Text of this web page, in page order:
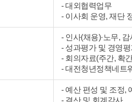
- 대외협력업무
- 이사회 운영, 재단
- 인사(채용)·노무, 감
- 성과평가 및 경영
- 회의자료(주간, 확
- 대전청년정책네트
- 예산 편성 및 조정,
- 결산 및 회계감사